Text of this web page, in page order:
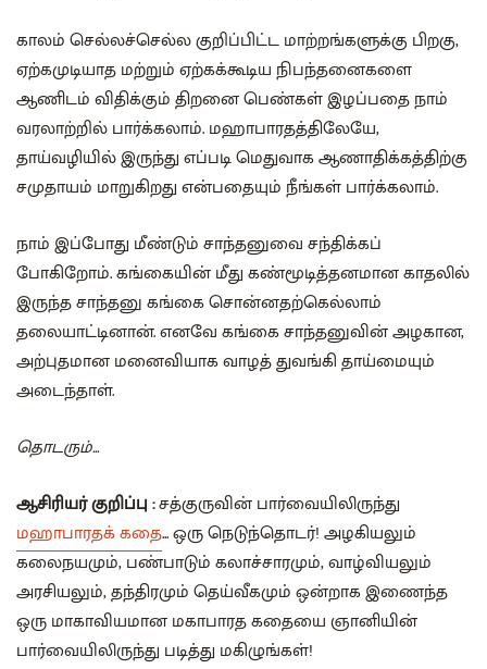
காலம் செல்லச்செல்ல குறிப்பிட்ட மாற்றங்களுக்கு பிறகு,
ஏற்கமுடியாத மற்றும் ஏற்கக்கூடிய நிபந்தனைகளை
ஆணிடம் விதிக்கும் திறனை பெண்கள் இழப்பதை நாம்
வரலாற்றில் பார்க்கலாம். மஹாபாரதத்திலேயே,
தாய்வழியில் இருந்து எப்படி மெதுவாக ஆணாதிக்கத்திற்கு
சமுதாயம் மாறுகிறது என்பதையும் நீங்கள் பார்க்கலாம்.
நாம் இப்போது மீண்டும் சாந்தனுவை சந்திக்கப்
போகிறோம். கங்கையின் மீது கண்மூடித்தனமான காதலில்
இருந்த சாந்தனு கங்கை சொன்னதற்கெல்லாம்
தலையாட்டினான். எனவே கங்கை சாந்தனுவின் அழகான,
அற்புதமான மனைவியாக வாழத் துவங்கி தாய்மையும்
அடைந்தாள்.
தொடரும்...
ஆசிரியர் குறிப்பு :சத்குருவின் பார்வையிலிருந்து
மஹாபாரதக் கதை... ஒரு நெடுந்தொடர்! அழகியலும்
கலைநயமும், பண்பாடும் கலாச்சாரமும், வாழ்வியலும்
அரசியலும், தந்திரமும் தெய்வீகமும் ஒன்றாக இணைந்த
ஒரு மாகாவியமான மகாபாரத கதையை ஞானியின்
பார்வையிலிருந்து படித்து மகிழுங்கள்!